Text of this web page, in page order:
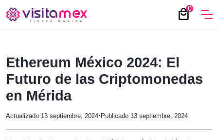
0
local_mall
Ethereum México 2024: El
Futuro de las Criptomonedas
en Mérida
Actualizado 13 septiembre, 2024·Publicado 13 septiembre, 2024